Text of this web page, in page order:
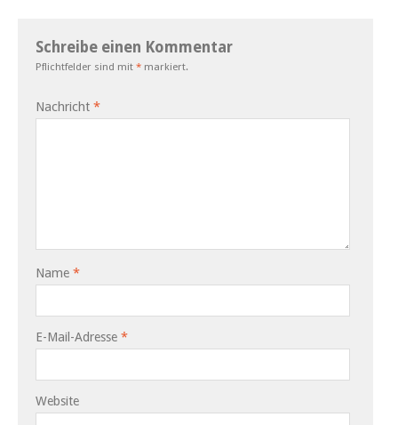
Schreibe einen Kommentar
Pflichtfelder sind mit * markiert.
Nachricht *
Name *
E-Mail-Adresse *
Website